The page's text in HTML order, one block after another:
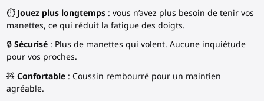
⏱️ Jouez plus longtemps: vous n’avez plus besoin de tenir vos
manettes, ce qui réduit la fatigue des doigts.
🔒 Sécurisé: Plus de manettes qui volent. Aucune inquiétude
pour vos proches.
🧸 Confortable: Coussin rembourré pour un maintien
agréable.